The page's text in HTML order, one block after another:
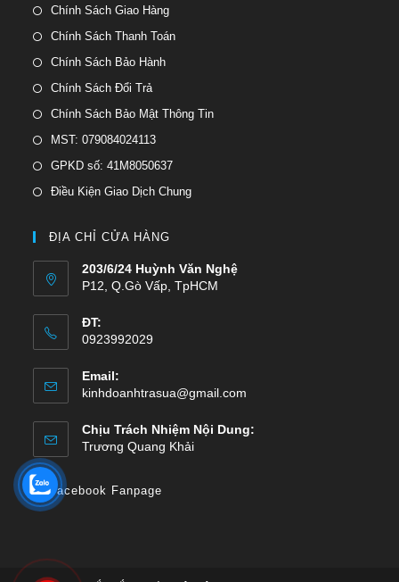
Chính Sách Giao Hàng
Chính Sách Thanh Toán
Chính Sách Bảo Hành
Chính Sách Đổi Trả
Chính Sách Bảo Mật Thông Tin
MST: 079084024113
GPKD số: 41M8050637
Điều Kiện Giao Dịch Chung
ĐỊA CHỈ CỬA HÀNG
203/6/24 Huỳnh Văn Nghệ
P12, Q.Gò Vấp, TpHCM
ĐT:
0923992029
Email:
kinhdoanhtrasua@gmail.com
Chịu Trách Nhiệm Nội Dung:
Trương Quang Khải
Facebook Fanpage